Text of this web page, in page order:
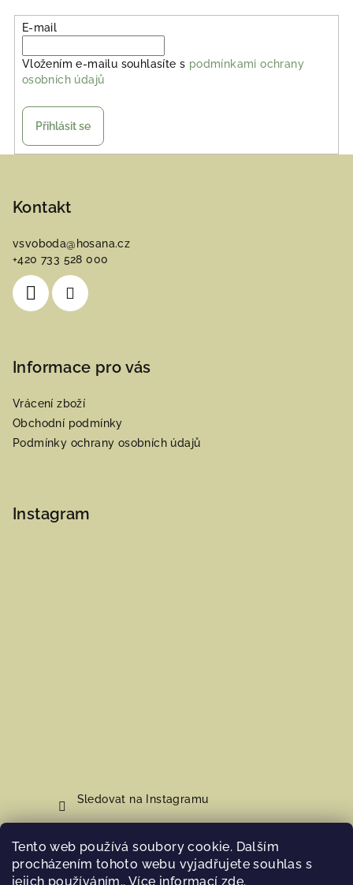
Tento web používá soubory cookie. Dalším
procházením tohoto webu vyjadřujete souhlas s
jejich používáním.. Více informací zde.
E-mail
Vložením e-mailu souhlasíte s podmínkami ochrany
osobních údajů
Přihlásit se
Kontakt
vsvoboda@ hosana.cz
+420 733 528 000
Informace pro vás
Vrácení zboží
Obchodní podmínky
Podmínky ochrany osobních údajů
Instagram
Sledovat na Instagramu
Nákupní košík